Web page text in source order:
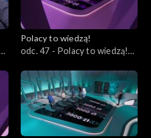
Polacy to wiedzą!
odc. 47 - Polacy to wiedzą!